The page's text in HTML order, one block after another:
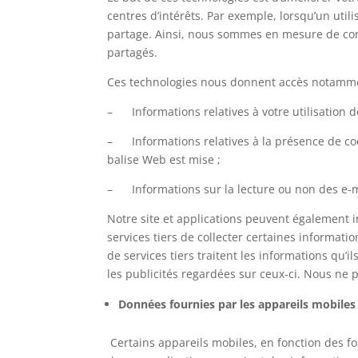
centres d’intérêts. Par exemple, lorsqu’un
partage. Ainsi, nous sommes en mesure de
partagés.
Ces technologies nous donnent accès
– Informations relatives à votre utilisation
– Informations relatives à la présence de
balise Web est mise ;
– Informations sur la lecture ou non des e-
Notre site et applications peuvent également
services tiers de collecter certaines
de services tiers traitent les informations
les publicités regardées sur ceux-ci. Nous ne
Données fournies par les appareils mobiles
Certains appareils mobiles, en fonction des